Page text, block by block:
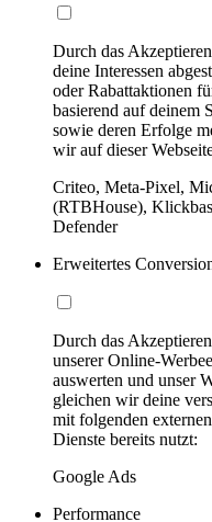
Durch das
deine Interessen
oder Rabattaktionen
basierend auf deinem
sowie deren Erfolge
wir auf dieser
Criteo, Meta-Pixel,
(RTBHouse),
Defender
Erweitertes
Durch das
unserer Online-
auswerten und unser
gleichen wir deine
mit folgenden
Dienste bereits nutzt:
Google Ads
Performance